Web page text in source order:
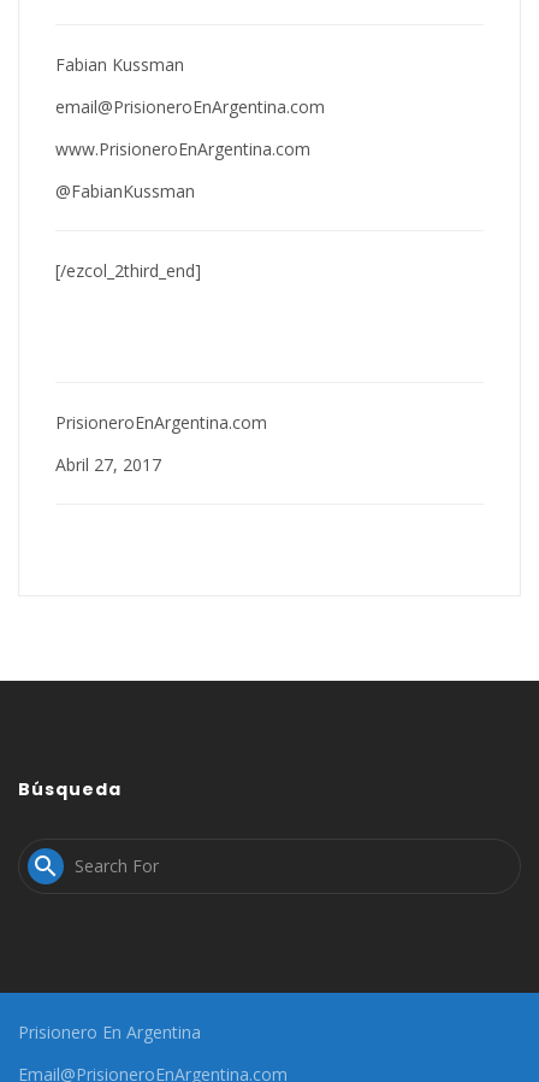
Fabian Kussman
email@PrisioneroEnArgentina.com
www.PrisioneroEnArgentina.com
@FabianKussman
[/ezcol_2third_end]
PrisioneroEnArgentina.com
Abril 27, 2017
Búsqueda

Prisionero En Argentina
Email@PrisioneroEnArgentina.com